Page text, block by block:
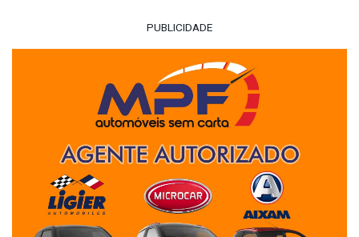
PUBLICIDADE